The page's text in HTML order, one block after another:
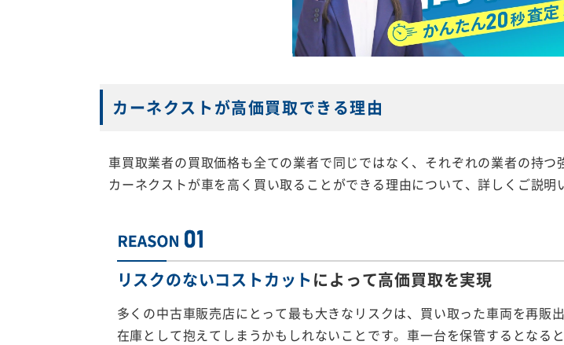
カーネクストが高価買取できる理由
車買取業者の買取価格も全ての業者で同じではなく、それぞれの業者の持つ
カーネクストが車を高く買い取ることができる理由について、詳しくご説明
リスクのないコストカットによって高価買取を実現
多くの中古車販売店にとって最も大きなリスクは、買い取った車両を再販出
在庫として抱えてしまうかもしれないことです。車一台を保管するとなる